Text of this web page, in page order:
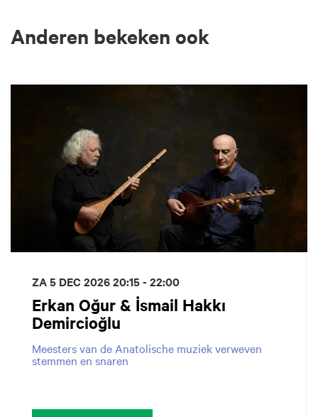
Anderen bekeken ook
Erkan Oğur & İsmail Hakkı
Demircioğlu
Meesters van de Anatolische muziek verweven
stemmen en snaren
ZA 5 DEC 202620:15 - 22:00